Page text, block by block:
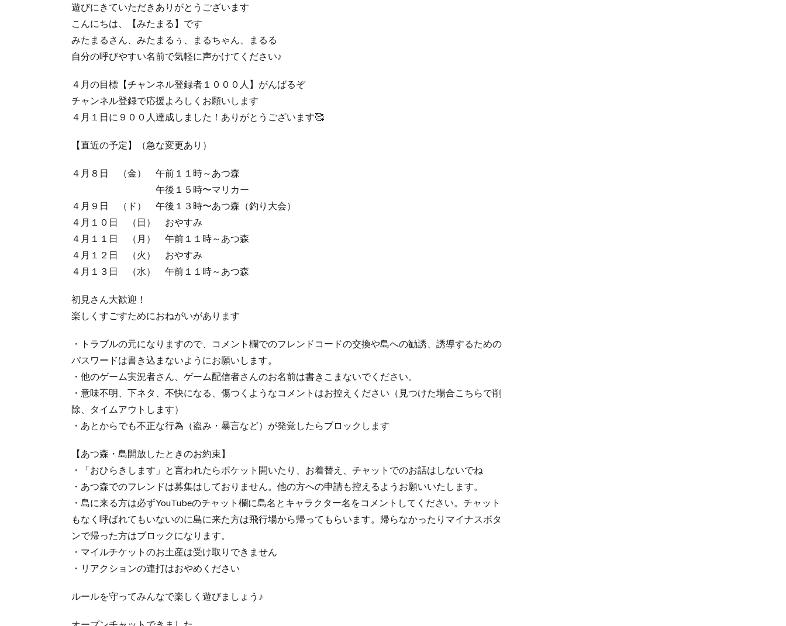
遊びにきていただきありがとうございます
こんにちは、【みたまる】です
みたまるさん、みたまるぅ、まるちゃん、まるる
自分の呼びやすい名前で気軽に声かけてください♪
４月の目標【チャンネル登録者１０００人】がんばるぞ
チャンネル登録で応援よろしくお願いします
４月１日に９００人達成しました！ありがとうございます🥰
【直近の予定】（急な変更あり）
４月８日 （金） 午前１１時～あつ森
午後１５時〜マリカー
４月９日 （ド） 午後１３時〜あつ森（釣り大会）
４月１０日 （日） おやすみ
４月１１日 （月） 午前１１時～あつ森
４月１２日 （火） おやすみ
４月１３日 （水） 午前１１時～あつ森
初見さん大歓迎！
楽しくすごすためにおねがいがあります
・トラブルの元になりますので、コメント欄でのフレンドコードの交換や島への勧誘、誘導するための
パスワードは書き込まないようにお願いします。
・他のゲーム実況者さん、ゲーム配信者さんのお名前は書きこまないでください。
・意味不明、下ネタ、不快になる、傷つくようなコメントはお控えください（見つけた場合こちらで削
除、タイムアウトします）
・あとからでも不正な行為（盗み・暴言など）が発覚したらブロックします
【あつ森・島開放したときのお約束】
・「おひらきします」と言われたらポケット開いたり、お着替え、チャットでのお話はしないでね
・あつ森でのフレンドは募集はしておりません。他の方への申請も控えるようお願いいたします。
・島に来る方は必ずYouTubeのチャット欄に島名とキャラクター名をコメントしてください。チャット
もなく呼ばれてもいないのに島に来た方は飛行場から帰ってもらいます。帰らなかったりマイナスボタ
ンで帰った方はブロックになります。
・マイルチケットのお土産は受け取りできません
・リアクションの連打はおやめください
ルールを守ってみんなで楽しく遊びましょう♪